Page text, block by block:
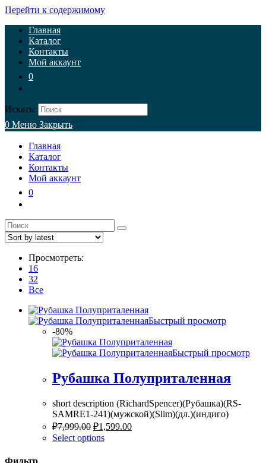
Перейти к содержимому
Главная
Каталог
Контакты
Мой аккаунт
0
Искать:
0 Меню Закрыть
Главная
Каталог
Контакты
Мой аккаунт
0
Просмотреть:
16
32
Все
Быстрый просмотр
-80%
Быстрый просмотр
Рубашка Полуприталенная
short description (RichardSpencer)(Рубашка)(RS-
SAMRE1-241)(мужской)(Slim)(дл.)(индиго)
₽7,999.00 ₽1,599.00
Select options
Фильтр